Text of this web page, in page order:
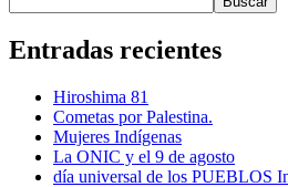
Entradas recientes
Hiroshima 81
Cometas por Palestina.
Mujeres Indígenas
La ONIC y el 9 de agosto
día universal de los PUEBLOS